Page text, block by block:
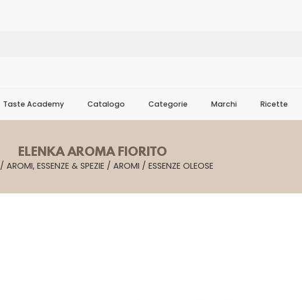
Taste Academy Catalogo Categorie Marchi Ricette
ELENKA AROMA FIORITO
/ AROMI, ESSENZE & SPEZIE/ AROMI / ESSENZE OLEOSE